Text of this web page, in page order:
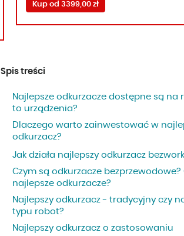
Kup od 3399,00 zł
Spis treści
Najlepsze odkurzacze dostępne są na
to urządzenia?
Dlaczego warto zainwestować w
odkurzacz?
Jak działa najlepszy odkurzacz
Czym są odkurzacze bezprzewodowe?
najlepsze odkurzacze?
Najlepszy odkurzacz - tradycyjny czy
typu robot?
Najlepszy odkurzacz o zastosowaniu